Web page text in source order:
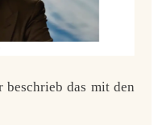
beschrieb das mit den